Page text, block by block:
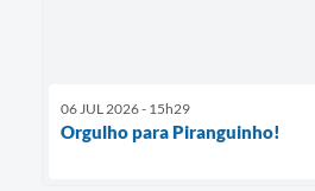
06 JUL 2026 - 15h29
Orgulho para Piranguinho!